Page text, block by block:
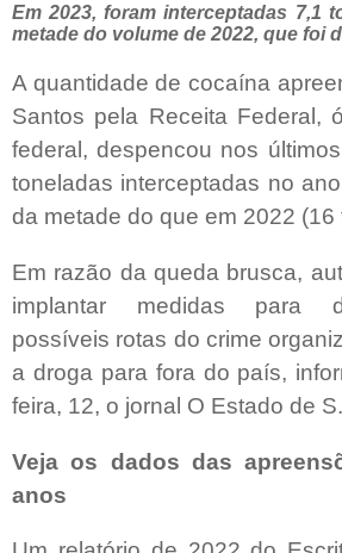
Em 2023, foram interceptadas 7,1
metade do volume de 2022, que foi
A quantidade de cocaína
Santos pela Receita Federal,
federal, despencou nos
toneladas interceptadas no
da metade do que em 2022 (16
Em razão da queda brusca,
implantar medidas para
possíveis rotas do crime
a droga para fora do país,
feira, 12, o jornal O Estado de
Veja os dados das
anos